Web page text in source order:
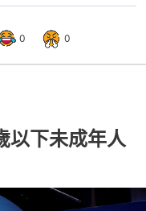
0 0
下未成年人